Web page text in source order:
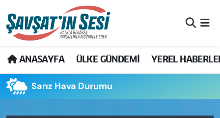
ANASAYFA ÜLKE GÜNDEMİ YEREL
Sarız Hava Durumu
Artvin Nöbetçi Eczaneler
Artvin Hava Durumu
Artvin Namaz Vakitleri